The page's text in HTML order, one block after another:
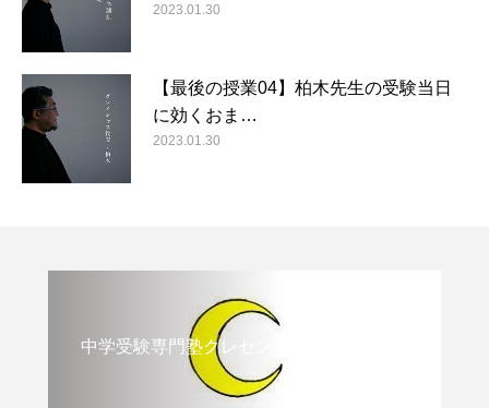
2023.01.30
【最後の授業04】柏木先生の受験当日
に効くおま…
2023.01.30
中学受験専門塾クレセント